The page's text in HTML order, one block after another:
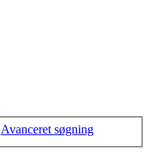
Avanceret søgning